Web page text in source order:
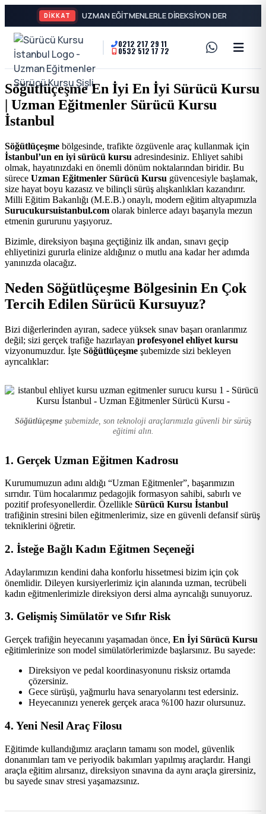
DİKKAT
Sürücü
Kursu
İstanbul
-
Şişli
En
İyi
Ehliyet
Kursu
A2
Motor
Ehliyeti
ve
Özel
Direksiyon
Dersi
0212 217 29 11
0532 512 17 72
Söğütlüçeşme En İyi En İyi Sürücü Kursu
| Uzman Eğitmenler Sürücü Kursu
İstanbul
Söğütlüçeşme bölgesinde, trafikte özgüvenle araç kullanmak için
İstanbul’un en iyi sürücü kursu adresindesiniz. Ehliyet sahibi
olmak, hayatınızdaki en önemli dönüm noktalarından biridir. Bu
sürece Uzman Eğitmenler Sürücü Kursu güvencesiyle başlamak,
size hayat boyu kazasız ve bilinçli sürüş alışkanlıkları kazandırır.
Milli Eğitim Bakanlığı (M.E.B.) onaylı, modern eğitim altyapımızla
Surucukursuistanbul.com olarak binlerce adayı başarıyla mezun
etmenin gururunu yaşıyoruz.
Bizimle, direksiyon başına geçtiğiniz ilk andan, sınavı geçip
ehliyetinizi gururla elinize aldığınız o mutlu ana kadar her adımda
yanınızda olacağız.
Neden Söğütlüçeşme Bölgesinin En Çok
Tercih Edilen Sürücü Kursuyuz?
Bizi diğerlerinden ayıran, sadece yüksek sınav başarı oranlarımız
değil; sizi gerçek trafiğe hazırlayan profesyonel ehliyet kursu
vizyonumuzdur. İşte Söğütlüçeşme şubemizde sizi bekleyen
ayrıcalıklar:
Söğütlüçeşme şubemizde, son teknoloji araçlarımızla güvenli bir sürüş
eğitimi alın.
1. Gerçek Uzman Eğitmen Kadrosu
Kurumumuzun adını aldığı “Uzman Eğitmenler”, başarımızın
sırrıdır. Tüm hocalarımız pedagojik formasyon sahibi, sabırlı ve
pozitif profesyonellerdir. Özellikle Sürücü Kursu İstanbul
trafiğinin stresini bilen eğitmenlerimiz, size en güvenli defansif sürüş
tekniklerini öğretir.
2. İsteğe Bağlı Kadın Eğitmen Seçeneği
Adaylarımızın kendini daha konforlu hissetmesi bizim için çok
önemlidir. Dileyen kursiyerlerimiz için alanında uzman, tecrübeli
kadın eğitmenlerimizle direksiyon dersi alma ayrıcalığı sunuyoruz.
3. Gelişmiş Simülatör ve Sıfır Risk
Gerçek trafiğin heyecanını yaşamadan önce, En İyi Sürücü Kursu
eğitimlerinize son model simülatörlerimizde başlarsınız. Bu sayede:
Direksiyon ve pedal koordinasyonunu risksiz ortamda
çözersiniz.
Gece sürüşü, yağmurlu hava senaryolarını test edersiniz.
Heyecanınızı yenerek gerçek araca %100 hazır olursunuz.
4. Yeni Nesil Araç Filosu
Eğitimde kullandığımız araçların tamamı son model, güvenlik
donanımları tam ve periyodik bakımları yapılmış araçlardır. Hangi
araçla eğitim alırsanız, direksiyon sınavına da aynı araçla girersiniz,
bu sayede sınav stresi yaşamazsınız.